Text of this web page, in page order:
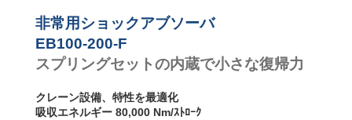
非常用ショックアブソーバ
EB100-200-F
スプリングセットの内蔵で小さな復帰力
クレーン設備、特性を最適化
吸収エネルギー 80,000 Nm/ｽﾄﾛｰｸ